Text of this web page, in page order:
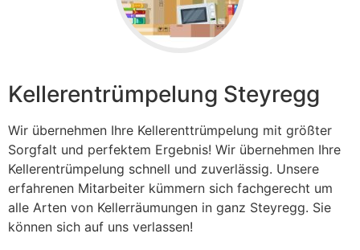
Kellerentrümpelung Steyregg
Wir übernehmen Ihre Kellerenttrümpelung mit größter
Sorgfalt und perfektem Ergebnis! Wir übernehmen Ihre
Kellerentrümpelung schnell und zuverlässig. Unsere
erfahrenen Mitarbeiter kümmern sich fachgerecht um
alle Arten von Kellerräumungen in ganz Steyregg. Sie
können sich auf uns verlassen!